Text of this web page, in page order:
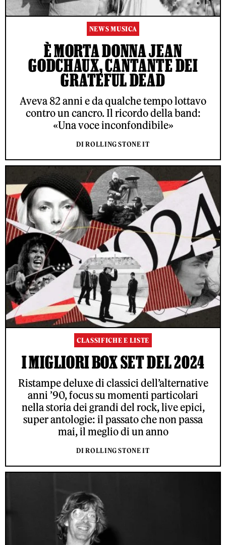
NEWS MUSICA
È MORTA DONNA JEAN
GODCHAUX, CANTANTE DEI
GRATEFUL DEAD
Aveva 82 anni e da qualche tempo lottavo
contro un cancro. Il ricordo della band:
«Una voce inconfondibile»
DI ROLLING STONE IT
CLASSIFICHE E LISTE
I MIGLIORI BOX SET DEL 2024
Ristampe deluxe di classici dell’alternative
anni ’90, focus su momenti particolari
nella storia dei grandi del rock, live epici,
super antologie: il passato che non passa
mai, il meglio di un anno
DI ROLLING STONE IT